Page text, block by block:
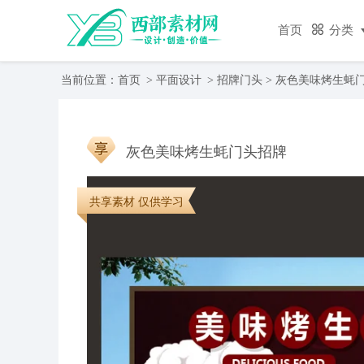
首页 分类
当前位置： 首页 > 平面设计 > 招牌门头 > 灰色美味烤生蚝
灰色美味烤生蚝门头招牌
共享素材 仅供学习